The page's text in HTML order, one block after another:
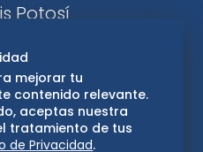
Potosí
mejorar tu
contenido relevante.
aceptas nuestra
tratamiento de tus
de Privacidad.